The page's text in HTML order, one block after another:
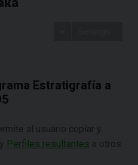
Estratigrafía a
al usuario copiar y
y Perfiles resultantes a otros